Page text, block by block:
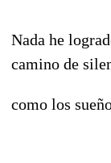
Nada he
camino de
como los